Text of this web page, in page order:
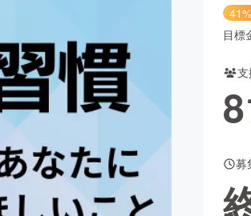
ビューティー・ヘ
for Social GoodCAMPFIRE Creation
ふるさと納税machi-ya コミュニティ
41%
目標
募